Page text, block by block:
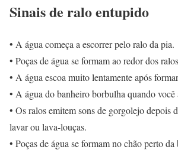
Sinais de ralo entupido
• A água começa a escorrer pelo ralo da pia.
• Poças de água se formam ao redor dos
• A água escoa muito lentamente após
• A água do banheiro borbulha quando você
• Os ralos emitem sons de gorgolejo depois
lavar ou lava-louças.
• Poças de água se formam no chão perto